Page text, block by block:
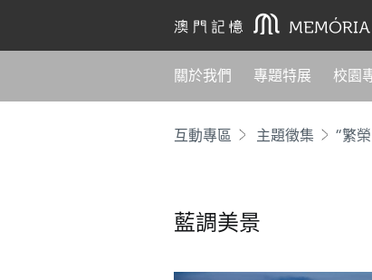
關於我們 專題特展 校園
互動專區 主題徵集 “繁
藍調美景